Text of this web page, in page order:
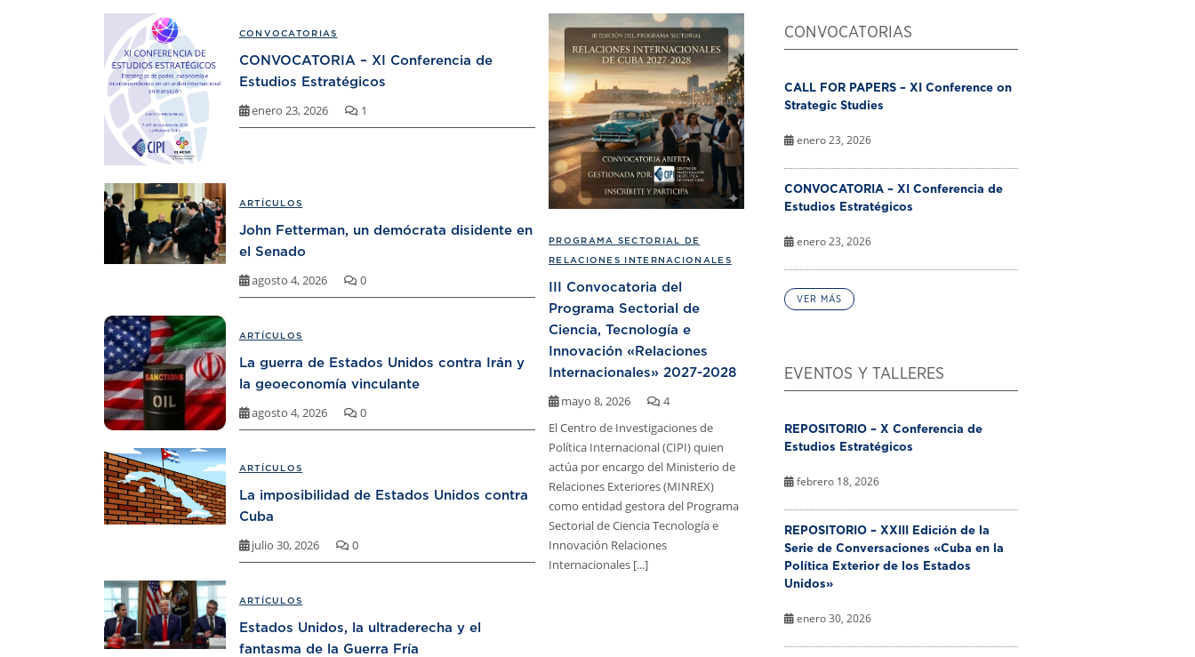
PROGRAMA SECTORIAL DE
RELACIONES INTERNACIONALES
III Convocatoria del
Programa Sectorial de
Ciencia, Tecnología e
Innovación «Relaciones
Internacionales» 2027-2028
mayo 8, 2026
4
El Centro de Investigaciones de
Política Internacional (CIPI) quien
actúa por encargo del Ministerio de
Relaciones Exteriores (MINREX)
como entidad gestora del Programa
Sectorial de Ciencia Tecnología e
Innovación Relaciones
Internacionales [...]
CONVOCATORIAS
CONVOCATORIA – XI Conferencia de
Estudios Estratégicos
enero 23, 2026 1
ARTÍCULOS
John Fetterman, un demócrata disidente en
el Senado
agosto 4, 2026 0
ARTÍCULOS
La guerra de Estados Unidos contra Irán y
la geoeconomía vinculante
agosto 4, 2026 0
ARTÍCULOS
La imposibilidad de Estados Unidos contra
Cuba
julio 30, 2026 0
ARTÍCULOS
Estados Unidos, la ultraderecha y el
fantasma de la Guerra Fría
CONVOCATORIAS
CALL FOR PAPERS – XI Conference on
Strategic Studies
enero 23, 2026
CONVOCATORIA – XI Conferencia de
Estudios Estratégicos
enero 23, 2026
VER MÁS
EVENTOS Y TALLERES
REPOSITORIO – X Conferencia de
Estudios Estratégicos
febrero 18, 2026
REPOSITORIO – XXIII Edición de la
Serie de Conversaciones «Cuba en la
Política Exterior de los Estados
Unidos»
enero 30, 2026